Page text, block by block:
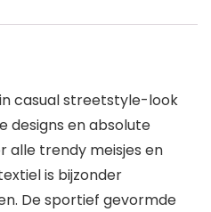
in casual streetstyle-look
designs en absolute
alle trendy meisjes en
is bijzonder
De sportief gevormde